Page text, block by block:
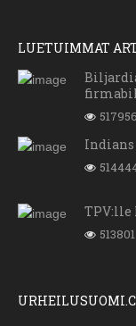
LUETUIMMAT
517956
TPV:lle
513801